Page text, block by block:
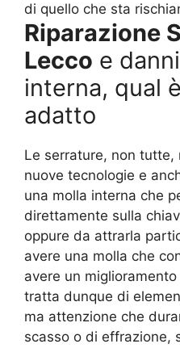
di quello che sta
Riparazione
Lecco e
interna, qual
adatto
Le serrature, non tutte,
nuove tecnologie e
una molla interna che
direttamente sulla
oppure da attrarla
avere una molla che
avere un
tratta dunque di
ma attenzione che
scasso o di effrazione,